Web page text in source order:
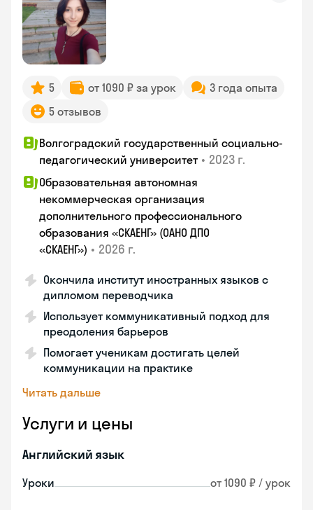
5 от 1090 ₽ за урок
3 года опыта
5 отзывов
Волгоградский государственный социально-
педагогический университет • 2023 г.
Образовательная автономная
некоммерческая организация
дополнительного профессионального
образования «СКАЕНГ» (ОАНО ДПО
«СКАЕНГ») • 2026 г.
Окончила институт иностранных языков с
дипломом переводчика
Использует коммуникативный подход для
преодоления барьеров
Помогает ученикам достигать целей
коммуникации на практике
Читать дальше
Услуги и цены
Английский язык
Уроки от 1090 ₽ / урок